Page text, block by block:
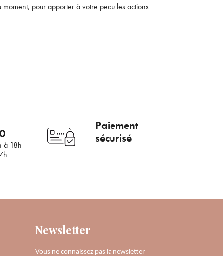
pour apporter à votre peau les actions
à 18h
Paiement
sécurisé
Newsletter
Vous ne connaissez pas la newsletter